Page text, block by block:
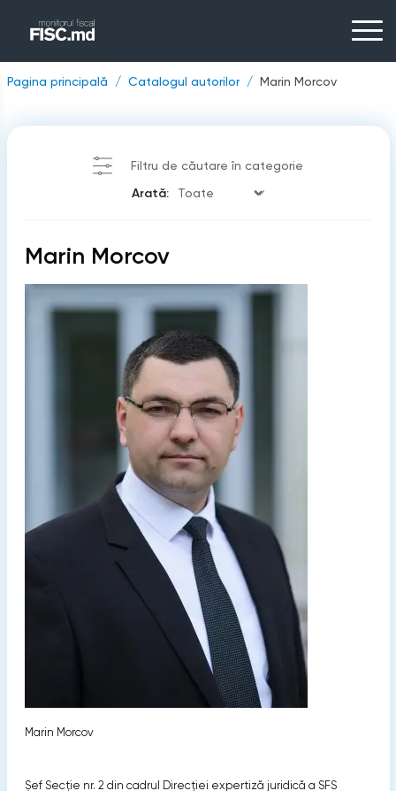
Pagina principală Catalogul autorilor Marin Morcov
Filtru de căutare în categorie
Arată:
Marin Morcov
Marin Morcov
Șef Secție nr. 2 din cadrul Direcției expertiză juridică a SFS